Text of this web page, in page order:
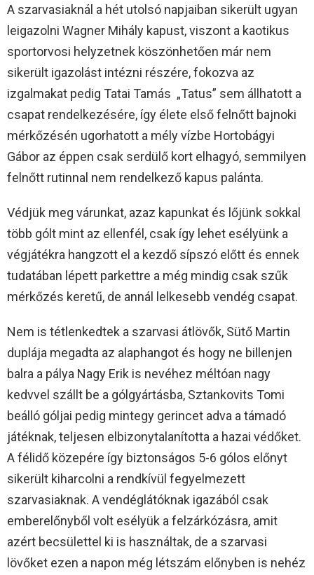
A szarvasiaknál a hét utolsó napjaiban sikerült ugyan
leigazolni Wagner Mihály kapust, viszont a kaotikus
sportorvosi helyzetnek köszönhetően már nem
sikerült igazolást intézni részére, fokozva az
izgalmakat pedig Tatai Tamás „Tatus” sem állhatott a
csapat rendelkezésére, így élete első felnőtt bajnoki
mérkőzésén ugorhatott a mély vízbe Hortobágyi
Gábor az éppen csak serdülő kort elhagyó, semmilyen
felnőtt rutinnal nem rendelkező kapus palánta.
Védjük meg várunkat, azaz kapunkat és lőjünk sokkal
több gólt mint az ellenfél, csak így lehet esélyünk a
végjátékra hangzott el a kezdő sípszó előtt és ennek
tudatában lépett parkettre a még mindig csak szűk
mérkőzés keretű, de annál lelkesebb vendég csapat.
Nem is tétlenkedtek a szarvasi átlövők, Sütő Martin
duplája megadta az alaphangot és hogy ne billenjen
balra a pálya Nagy Erik is nevéhez méltóan nagy
kedvvel szállt be a gólgyártásba, Sztankovits Tomi
beálló góljai pedig mintegy gerincet adva a támadó
játéknak, teljesen elbizonytalanította a hazai védőket.
A félidő közepére így biztonságos 5-6 gólos előnyt
sikerült kiharcolni a rendkívül fegyelmezett
szarvasiaknak. A vendéglátóknak igazából csak
emberelőnyből volt esélyük a felzárkózásra, amit
azért becsülettel ki is használtak, de a szarvasi
lövőket ezen a napon még létszám előnyben is nehéz